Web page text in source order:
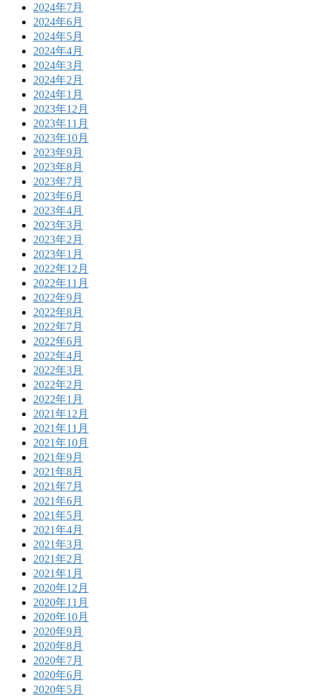
2024年7月
2024年6月
2024年5月
2024年4月
2024年3月
2024年2月
2024年1月
2023年12月
2023年11月
2023年10月
2023年9月
2023年8月
2023年7月
2023年6月
2023年4月
2023年3月
2023年2月
2023年1月
2022年12月
2022年11月
2022年9月
2022年8月
2022年7月
2022年6月
2022年4月
2022年3月
2022年2月
2022年1月
2021年12月
2021年11月
2021年10月
2021年9月
2021年8月
2021年7月
2021年6月
2021年5月
2021年4月
2021年3月
2021年2月
2021年1月
2020年12月
2020年11月
2020年10月
2020年9月
2020年8月
2020年7月
2020年6月
2020年5月